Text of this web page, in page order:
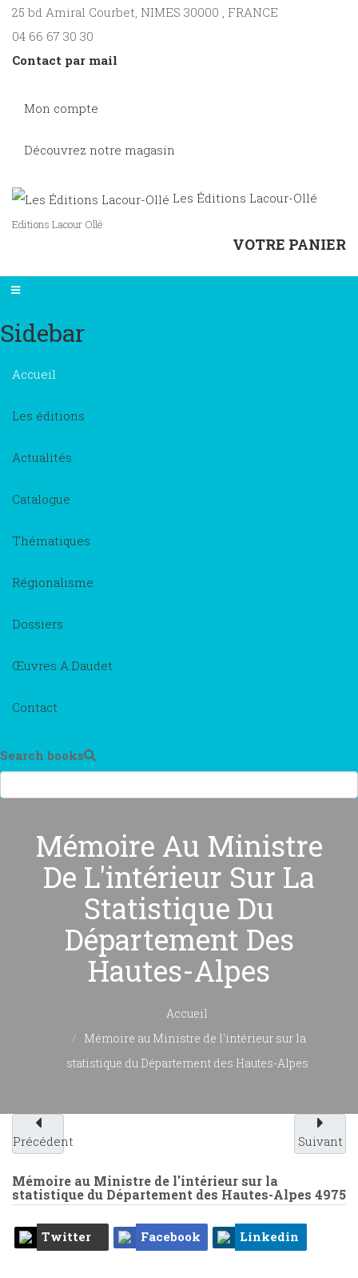
25 bd Amiral Courbet, NIMES 30000 , FRANCE
04 66 67 30 30
Contact par mail
Mon compte
Découvrez notre magasin
Les Éditions Lacour-Ollé
Editions Lacour Ollé
VOTRE PANIER
Sidebar
Accueil
Les éditions
Actualités
Catalogue
Thématiques
Régionalisme
Dossiers
Œuvres A.Daudet
Contact
Search books
Mémoire Au Ministre
De L'intérieur Sur La
Statistique Du
Département Des
Hautes-Alpes
Accueil
Mémoire au Ministre de l'intérieur sur la
statistique du Département des Hautes-Alpes
Précédent Suivant
Mémoire au Ministre de l'intérieur sur la
statistique du Département des Hautes-Alpes 4975
Twitter Facebook Linkedin